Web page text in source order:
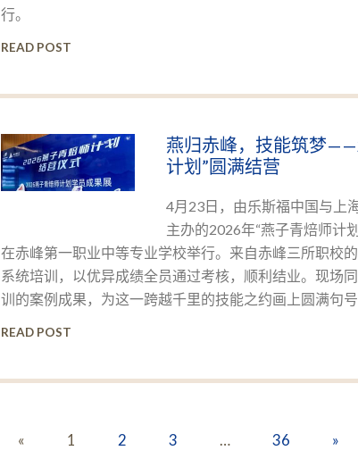
行。
READ POST
燕归赤峰，技能筑梦
计划”圆满结营
4月23日，由乐斯福中国与上
主办的2026年“燕子青焙师计
在赤峰第一职业中等专业学校举行。来自赤峰三所职校
系统培训，以优异成绩全员通过考核，顺利结业。现场
训的案例成果，为这一跨越千里的技能之约画上圆满句号
READ POST
« 1 2 3 … 36 »